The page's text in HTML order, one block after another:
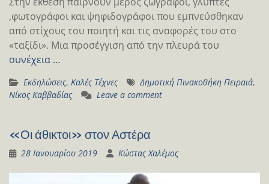
,φωτογράφοι και ψηφιδογράφοι που εμπνεύσθηκαν
από στίχους του ποιητή και τις αναφορές του στο
«ταξίδι». Μια προσέγγιση από την πλευρά του
συνέχεια …
Εκδηλώσεις, Καλές Τέχνες Δημοτική Πινακοθήκη Πειραιά,
Νίκος Καββαδίας
Leave a comment
«Οι άθικτοι» στον Αστέρα
28 Ιανουαρίου 2019 Κώστας Χαλέμος